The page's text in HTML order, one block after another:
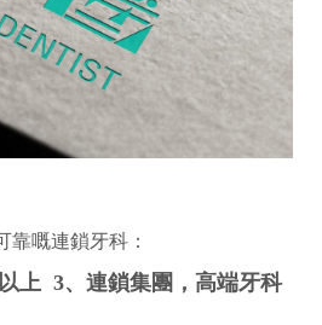
嘅連鎖牙科：
上 3、連鎖集團，高端牙科